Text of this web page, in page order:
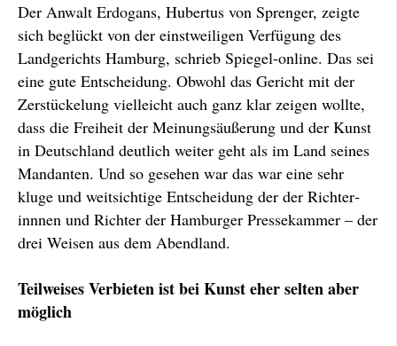
Der Anwalt Erdogans, Hubertus von Sprenger, zeigte
sich beglückt von der einstweiligen Verfügung des
Landgerichts Hamburg, schrieb Spiegel-online. Das sei
eine gute Ent­scheidung. Obwohl das Gericht mit der
Zer­stückelung vielleicht auch ganz klar zeigen wollte,
dass die Freiheit der Meinungsäußerung und der Kunst
in Deutschland deutlich weiter geht als im Land seines
Mandanten. Und so gesehen war das war eine sehr
kluge und weitsichtige Ent­scheidung der der Richter­
innnen und Richter der Hamburger Presse­kammer – der
drei Weisen aus dem Abend­land.
Teilweises Verbieten ist bei Kunst eher selten aber
möglich